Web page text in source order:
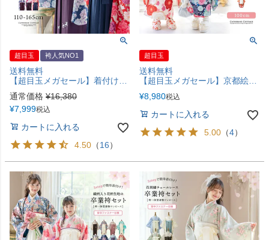
超目玉 袴人気NO1
送料無料
【超目玉メガセール】着付け簡単袴セット 小学校 卒業式 卒園式 年長袴 保育園 幼稚園 女の子 着付け簡単袴セット 刺繍入り 京都絵師描き下ろし本格柄 和装 着物 七五三 TAK キッズ キャサリンコテージ
通常価格 ¥16,380
¥7,999税込
カートに入れる
4.50 （16）
超目玉
送料無料
【超目玉メガセール】京都絵師によるオリジナル柄＆レース生地の被布セット 七五三 女の子 男の子 男女兼用 年賀状写真やお正月やひな祭りにも 着物 TAK
¥8,980税込
カートに入れる
5.00 （4）